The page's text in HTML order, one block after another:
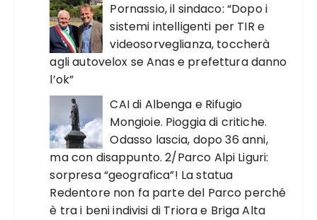
Pornassio, il sindaco: “Dopo i
sistemi intelligenti per TIR e
videosorveglianza, toccherà
agli autovelox se Anas e prefettura danno
l’ok”
CAI di Albenga e Rifugio
Mongioie. Pioggia di critiche.
Odasso lascia, dopo 36 anni,
ma con disappunto. 2/Parco Alpi Liguri:
sorpresa “geografica”! La statua
Redentore non fa parte del Parco perché
è tra i beni indivisi di Triora e Briga Alta